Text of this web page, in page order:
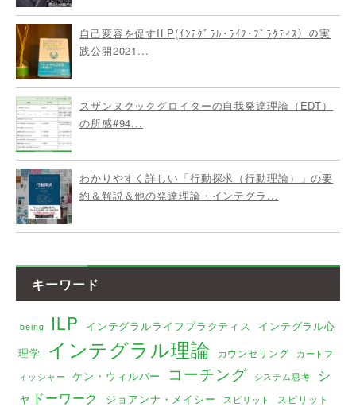
自己変容を促すILP(ｲﾝﾃｸﾞﾗﾙ･ﾗｲﾌ･ﾌﾟﾗｸﾃｨｽ）の実
践公開2021...
スザンヌクックグロイターの自我発達理論（EDT）
の所感#94...
わかりやすく詳しい「行動探求（行動理論）」の要
約＆解説＆他の発達理論・インテグラ...
キーワード
being ILP インテグラルライフプラクティス
インテグラル心
理学
インテグラル理論 カウンセリング
カートフ
ィッシャー
ケン・ウィルバー コーチング システム思考
シ
ャドーワーク
ジョアンナ・メイシー スピリット スピリット